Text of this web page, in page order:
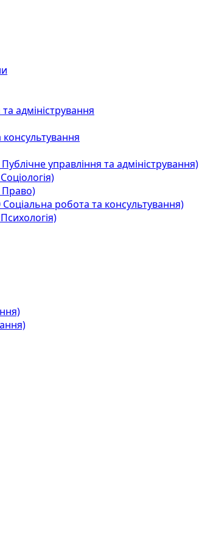
адміністрування
управління та адміністрування)
Право)
робота та консультування)